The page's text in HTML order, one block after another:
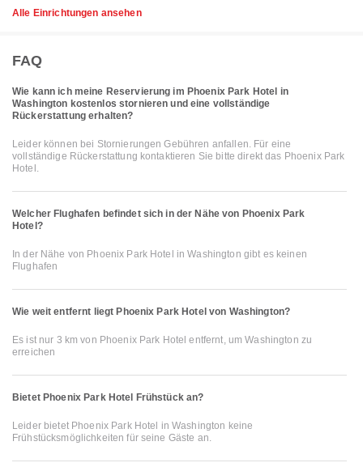
Alle Einrichtungen ansehen
FAQ
Wie kann ich meine Reservierung im Phoenix Park Hotel in
Washington kostenlos stornieren und eine vollständige
Rückerstattung erhalten?
Leider können bei Stornierungen Gebühren anfallen. Für eine
vollständige Rückerstattung kontaktieren Sie bitte direkt das Phoenix Park
Hotel.
Welcher Flughafen befindet sich in der Nähe von Phoenix Park
Hotel?
In der Nähe von Phoenix Park Hotel in Washington gibt es keinen
Flughafen
Wie weit entfernt liegt Phoenix Park Hotel von Washington?
Es ist nur 3 km von Phoenix Park Hotel entfernt, um Washington zu
erreichen
Bietet Phoenix Park Hotel Frühstück an?
Leider bietet Phoenix Park Hotel in Washington keine
Frühstücksmöglichkeiten für seine Gäste an.